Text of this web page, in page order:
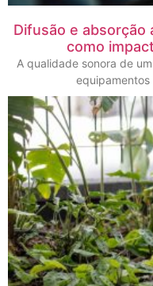
Difusão e absorção
como
A qualidade sonora de
equipamentos